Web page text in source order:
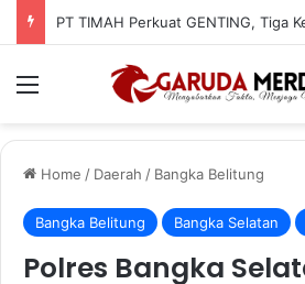
Menu
Home / Daerah / Bangka Belitung
Bangka Belitung Bangka Selatan
Polres Bangka